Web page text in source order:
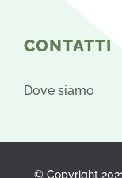
CONTATTI
Dove siamo
© Copyright